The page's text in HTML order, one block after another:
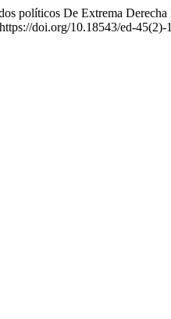
políticos De Extrema
doi.org/10.18543/ed-45(2)-